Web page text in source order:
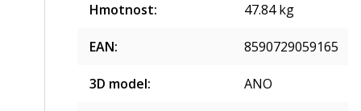
Hmotnost: 47.84 kg
EAN: 8590729059165
3D model: ANO